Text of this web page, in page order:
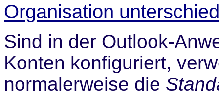
Organisation
Sind in der Outlook-
Konten konfiguriert,
normalerweise die